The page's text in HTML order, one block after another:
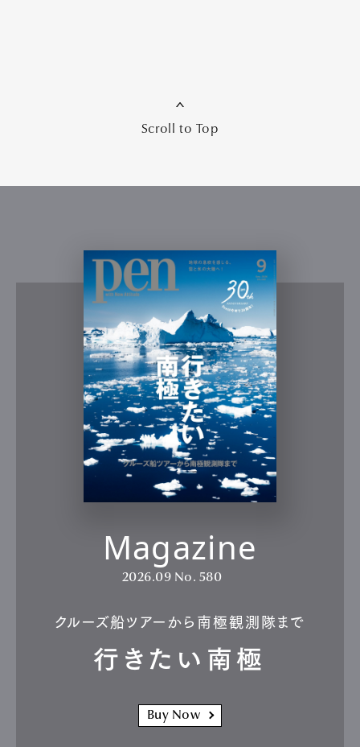
Scroll to Top
Magazine
2026.09 No. 580
クルーズ船ツアーから南極観測隊まで
行きたい南極
Buy Now